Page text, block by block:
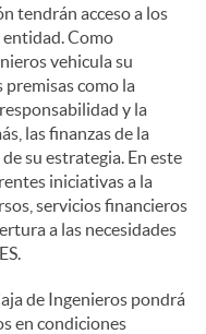
tendrán acceso a los
Como
vehicula su
como la
y la
las finanzas de la
su estrategia. En este
iniciativas a la
servicios financieros
a las necesidades
de Ingenieros pondrá
en condiciones